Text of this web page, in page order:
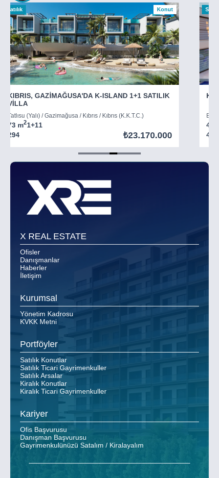
Satılık Konut
KIBRIS, GAZİMAĞUSA'DA K-ISLAND 1+1 SATILIK
VİLLA
Tatlısu (Yalı) / Gazimağusa / Kıbrıs / Kıbrıs (K.K.T.C.)
73 m21+11
294
₺23.170.000
45
403
of
X REAL ESTATE
Ofisler
Danışmanlar
Haberler
İletişim
Kurumsal
Yönetim Kadrosu
KVKK Metni
Portföyler
Satılık Konutlar
Satılık Ticari Gayrimenkuller
Satılık Arsalar
Kiralık Konutlar
Kiralık Ticari Gayrimenkuller
Kariyer
Ofis Başvurusu
Danışman Başvurusu
Gayrimenkulünüzü Satalım / Kiralayalım